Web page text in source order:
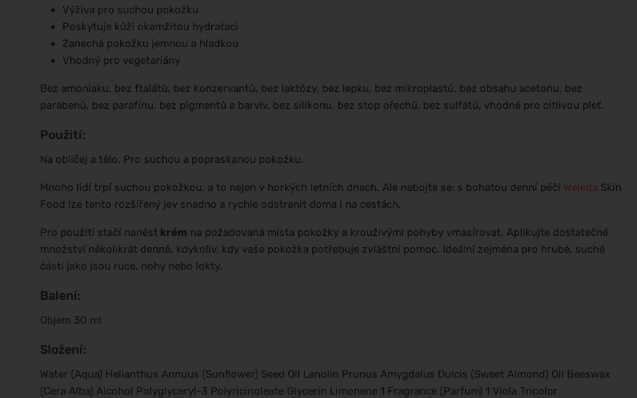
Výživa pro suchou pokožku
Poskytuje kůži okamžitou hydrataci
Zanechá pokožku jemnou a hladkou
Vhodný pro vegetariány
Bez amoniaku, bez ftalátů, bez konzervantů, bez laktózy, bez lepku, bez mikroplastů, bez obsahu acetonu, bez
parabenů, bez parafínu, bez pigmentů a barviv, bez silikonu, bez stop ořechů, bez sulfátů, vhodné pro citlivou pleť.
Použití:
Na obličej a tělo. Pro suchou a popraskanou pokožku.
Mnoho lidí trpí suchou pokožkou, a to nejen v horkých letních dnech. Ale nebojte se: s bohatou denní péčí Weleda Skin
Food lze tento rozšířený jev snadno a rychle odstranit doma i na cestách.
Pro použití stačí nanést krém na požadovaná místa pokožky a krouživými pohyby vmasírovat. Aplikujte dostatečné
množství několikrát denně, kdykoliv, kdy vaše pokožka potřebuje zvláštní pomoc. Ideální zejména pro hrubé, suché
části jako jsou ruce, nohy nebo lokty.
Balení:
Objem 30 ml
Složení:
Water (Aqua) Helianthus Annuus (Sunflower) Seed Oil Lanolin Prunus Amygdalus Dulcis (Sweet Almond) Oil Beeswax
(Cera Alba) Alcohol Polyglyceryl-3 Polyricinoleate Glycerin Limonene 1 Fragrance (Parfum) 1 Viola Tricolor